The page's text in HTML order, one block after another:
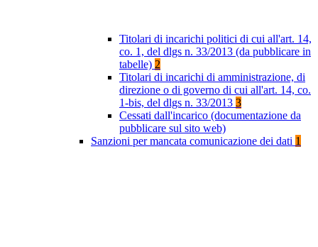
Titolari di incarichi politici di cui all'art. 14,
co. 1, del dlgs n. 33/2013 (da pubblicare in
tabelle) 2
Titolari di incarichi di amministrazione, di
direzione o di governo di cui all'art. 14, co.
1-bis, del dlgs n. 33/2013 3
Cessati dall'incarico (documentazione da
pubblicare sul sito web)
Sanzioni per mancata comunicazione dei dati 1